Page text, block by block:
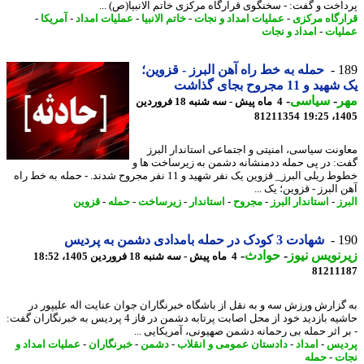
و گفت: - سخنگوی قرارگاه مرکزی خاتم الانبیا(ص) ...
مرکزی - عملیات امداد و نجات-خاتم الانبیا -عملیات امداد -آمریکا-
-امداد و نجات
حمله به خط راه آهن البرز - قزوین؛
و 11 مجروح بجای گذاشت
-سیاسی-
4 ماه پیش - سه شنبه 18 فروردین
81211354
سیاسی، امنیتی و اجتماعی استاندار البرز
در پی حمله ددمنشانه دشمن به زیرساخت ها و
خطوط ریلی البرز_ قزوین یک نفر شهید و 11 نفر مجروح شدند. - حمله به خط راه
البرز - قزوین؛ یک ...
-استاندار البرز -مجروح- استاندار-زیرساخت-حمله-قزوین
شهادت 3 کودک در حمله بامدادی دشمن به پردیس
نیوز-حوادث -4 ماه پیش - سه شنبه 18 فروردین 1405، 18:52
ورزش سه و به نقل از باشگاه خبرنگاران جوان عنایت اله علیپور در
حاشیه بازدید خود از محل اصابت پرتابه دشمن در فاز 4 پردیس به خبرنگاران گفت:
اثر حمله بی رحمانه دشمن صهیونی، آمریکایی ...
-امداد -دادستان عمومی و انقلاب-دشمن-خبرنگاران-
عملیات امداد و
-حمله